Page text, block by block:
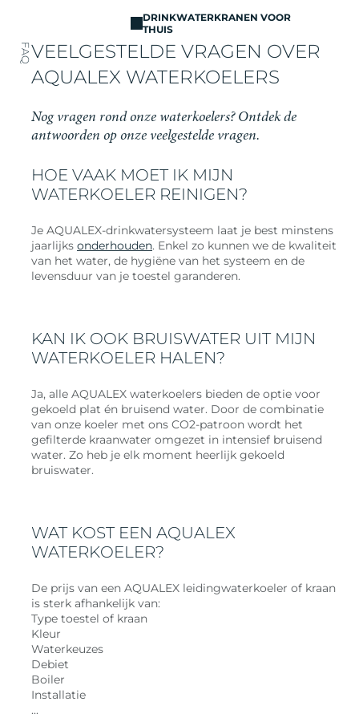
DRINKWATERKRANEN VOOR
THUIS
FAQVEELGESTELDE VRAGEN OVER
AQUALEX WATERKOELERS
Nog vragen rond onze waterkoelers? Ontdek de
antwoorden op onze veelgestelde vragen.
HOE VAAK MOET IK MIJN
WATERKOELER REINIGEN?
Je AQUALEX-drinkwatersysteem laat je best minstens
jaarlijks onderhouden. Enkel zo kunnen we de kwaliteit
van het water, de hygiëne van het systeem en de
levensduur van je toestel garanderen.
KAN IK OOK BRUISWATER UIT MIJN
WATERKOELER HALEN?
Ja, alle AQUALEX waterkoelers bieden de optie voor
gekoeld plat én bruisend water. Door de combinatie
van onze koeler met ons CO2-patroon wordt het
gefilterde kraanwater omgezet in intensief bruisend
water. Zo heb je elk moment heerlijk gekoeld
bruiswater.
WAT KOST EEN AQUALEX
WATERKOELER?
De prijs van een AQUALEX leidingwaterkoeler of kraan
is sterk afhankelijk van:
Type toestel of kraan
Kleur
Waterkeuzes
Debiet
Boiler
Installatie
...